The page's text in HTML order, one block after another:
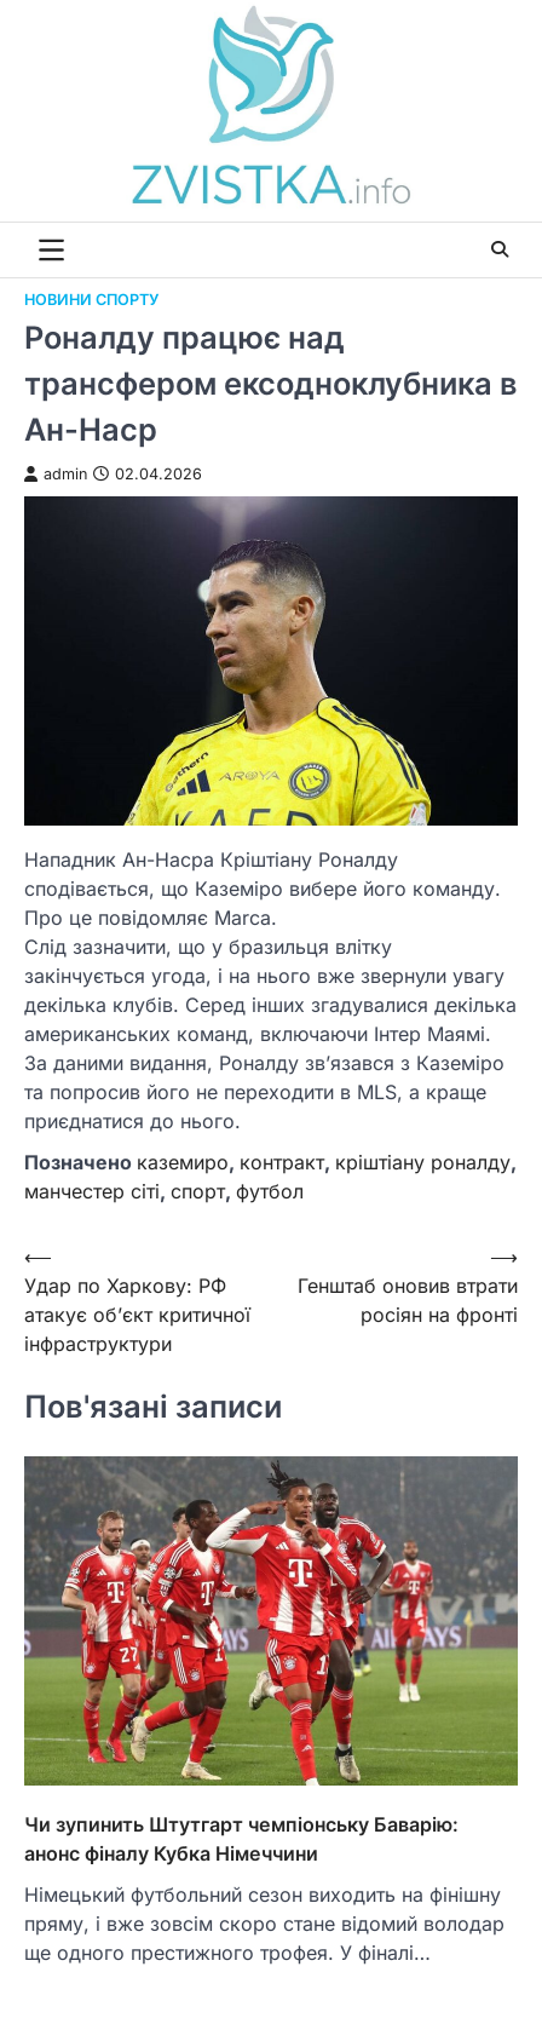
НОВИНИ СПОРТУ
Роналду працює над
трансфером ексодноклубника в
Ан-Наср
admin 02.04.2026
Нападник Ан-Насра Кріштіану Роналду
сподівається, що Каземіро вибере його команду.
Про це повідомляє Marca.
Слід зазначити, що у бразильця влітку
закінчується угода, і на нього вже звернули увагу
декілька клубів. Серед інших згадувалися декілька
американських команд, включаючи Інтер Маямі.
За даними видання, Роналду зв’язався з Каземіро
та попросив його не переходити в MLS, а краще
приєднатися до нього.
Позначено каземиро, контракт, кріштіану роналду,
манчестер сіті, спорт, футбол
Навігація
записів
⟵
Удар по Харкову: РФ
атакує обʼєкт критичної
інфраструктури
Генштаб оновив втрати
росіян на фронті
⟶
Пов'язані записи
Чи зупинить Штутгарт чемпіонську Баварію:
анонс фіналу Кубка Німеччини
Німецький футбольний сезон виходить на фінішну
пряму, і вже зовсім скоро стане відомий володар
ще одного престижного трофея. У фіналі…